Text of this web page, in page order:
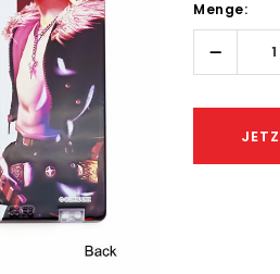
Only
left
Menge:
Menge
erhöhen: